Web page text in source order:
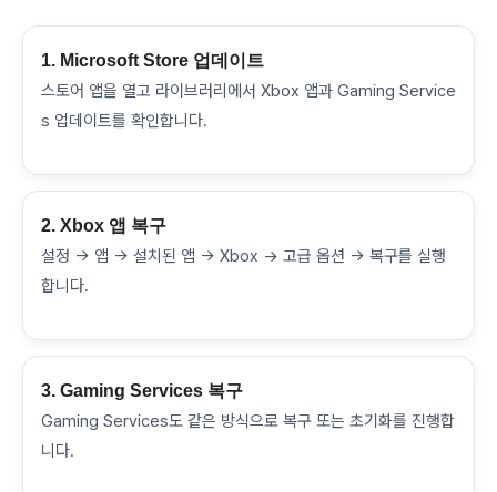
1. Microsoft Store 업데이트
스토어 앱을 열고 라이브러리에서 Xbox 앱과 Gaming Service
s 업데이트를 확인합니다.
2. Xbox 앱 복구
설정 → 앱 → 설치된 앱 → Xbox → 고급 옵션 → 복구를 실행
합니다.
3. Gaming Services 복구
Gaming Services도 같은 방식으로 복구 또는 초기화를 진행합
니다.